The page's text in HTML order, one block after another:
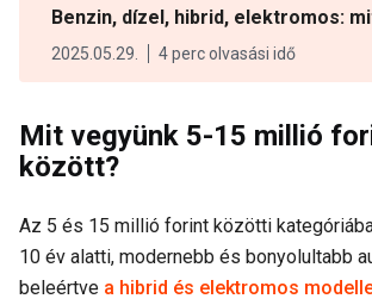
Benzin, dízel, hibrid, elektromos:
2025.05.29. 4 perc olvasási idő
Mit vegyünk 5-15 millió
között?
Az 5 és 15 millió forint közötti
10 év alatti, modernebb és bonyolultabb
beleértve a hibrid és elektromos